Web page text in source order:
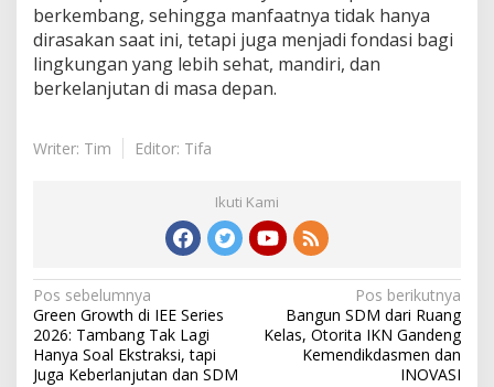
berkembang, sehingga manfaatnya tidak hanya
dirasakan saat ini, tetapi juga menjadi fondasi bagi
lingkungan yang lebih sehat, mandiri, dan
berkelanjutan di masa depan.
Writer: Tim Editor: Tifa
Ikuti Kami
Navigasi
pos
Pos sebelumnya
Green Growth di IEE Series
2026: Tambang Tak Lagi
Hanya Soal Ekstraksi, tapi
Juga Keberlanjutan dan SDM
Pos berikutnya
Bangun SDM dari Ruang
Kelas, Otorita IKN Gandeng
Kemendikdasmen dan
INOVASI